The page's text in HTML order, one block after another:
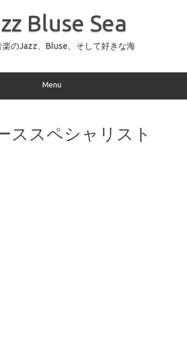
Bluse Sea
楽のJazz、Bluse、そして好きな海
Menu
ススペシャリスト